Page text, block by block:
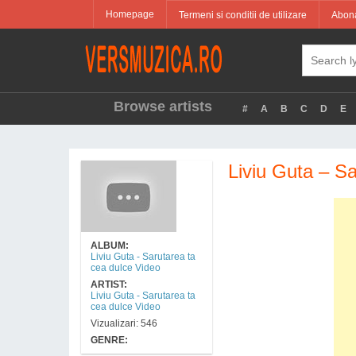
Homepage Termeni si conditii de utilizare
Browse artists # A B C D E
ALBUM:
Liviu Guta - Sarutarea ta
cea dulce Video
ARTIST:
Liviu Guta - Sarutarea ta
cea dulce Video
Vizualizari: 546
GENRE:
Liviu Guta –